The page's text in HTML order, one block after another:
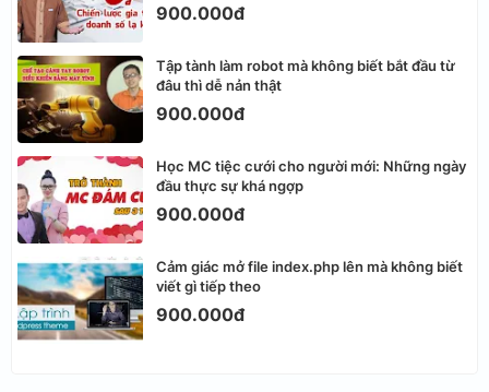
900.000đ
Tập tành làm robot mà không biết bắt đầu từ
đâu thì dễ nản thật
900.000đ
Học MC tiệc cưới cho người mới: Những ngày
đầu thực sự khá ngợp
900.000đ
Cảm giác mở file index.php lên mà không biết
viết gì tiếp theo
900.000đ